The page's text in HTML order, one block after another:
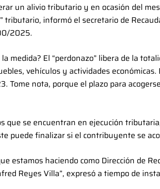
un alivio tributario y en ocasión del
tributario, informó el secretario de
2025.
medida? El “perdonazo” libera de la
vehículos y actividades
Tome nota, porque el plazo para
que se encuentran en ejecución
puede finalizar si el contribuyente se
estamos haciendo como Dirección de
Reyes Villa”, expresó a tiempo de